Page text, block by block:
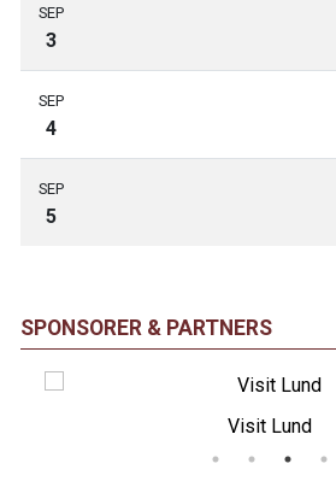
SEP
3
SEP
4
SEP
5
SPONSORER & PARTNERS
Visit Lund